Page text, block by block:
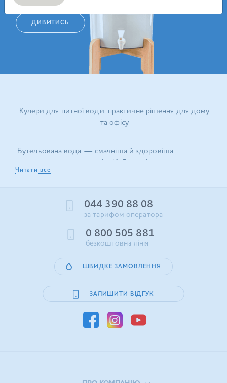
ДИВИТИСЬ
Кулери для питної води: практичне рішення для дому
та офісу
Бутельована вода — смачніша й здоровіша
вживання в чистому вигляді, приготування напоїв та
користуватися громіздкими важкими бутлями
від My Water Shop! Вони значно спрощують
повсякденну рутину — просто піднесіть чашку до
крана, щоб освіжитись або приготувати порцію
гарячого напою. Тому кулери купують не лише в офіс,
Види, модельний ряд кулерів
Читати все
044 390 88 08
за тарифом оператора
0 800 505 881
безкоштовна лінія
ШВИДКЕ ЗАМОВЛЕННЯ
ЗАЛИШИТИ ВІДГУК